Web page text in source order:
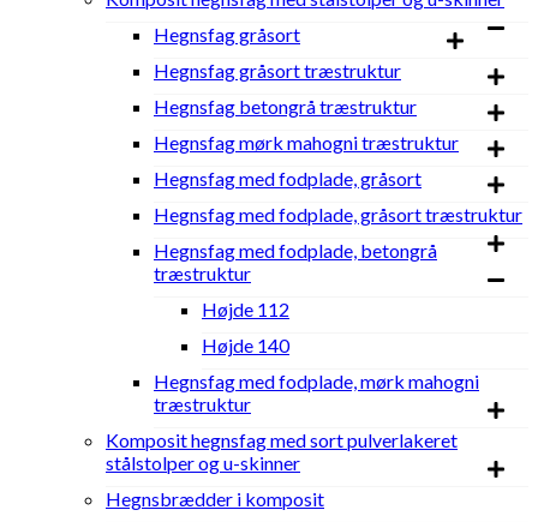
Hegnsfag gråsort
Hegnsfag gråsort træstruktur
Hegnsfag betongrå træstruktur
Hegnsfag mørk mahogni træstruktur
Hegnsfag med fodplade, gråsort
Hegnsfag med fodplade, gråsort træstruktur
Hegnsfag med fodplade, betongrå
træstruktur
Højde 112
Højde 140
Hegnsfag med fodplade, mørk mahogni
træstruktur
Komposit hegnsfag med sort pulverlakeret
stålstolper og u-skinner
Hegnsbrædder i komposit